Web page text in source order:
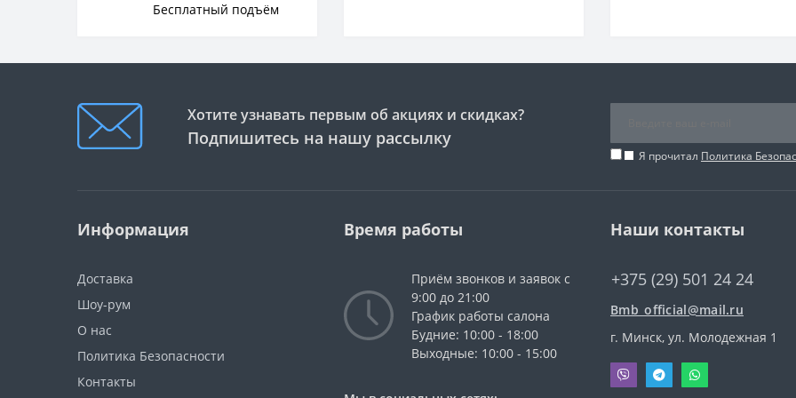
Бесплатный подъём
Хотите узнавать первым об акциях и скидках?
Подпишитесь на нашу рассылку
Я прочитал Политика
Информация
Доставка
Шоу-рум
О нас
Политика Безопасности
Контакты
Время работы
Приём звонков и заявок с
9:00 до 21:00
График работы салона
Будние: 10:00 - 18:00
Выходные: 10:00 - 15:00
Наши контакты
+375 (29) 501 24 24
Bmb_official@mail.ru
г. Минск, ул. Молодежная 1